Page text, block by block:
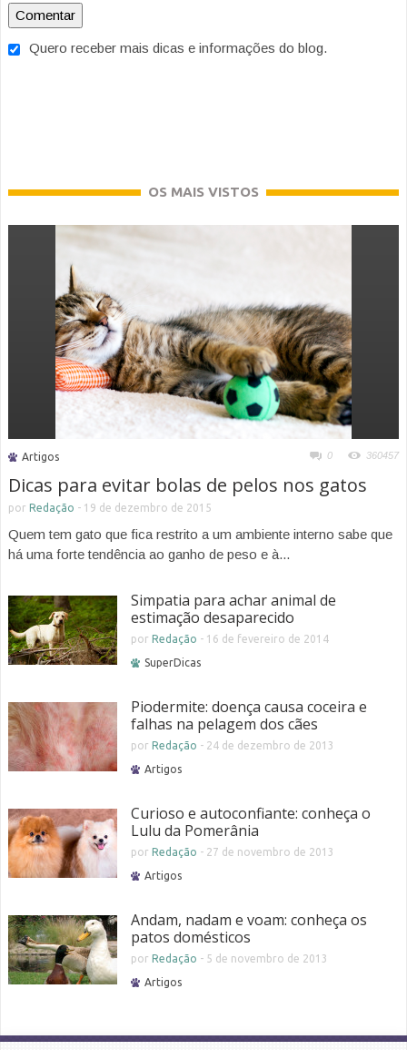
Quero receber mais dicas e informações do blog.
OS MAIS VISTOS
Artigos 0 360457
Dicas para evitar bolas de pelos nos gatos
por Redação - 19 de dezembro de 2015
Quem tem gato que fica restrito a um ambiente interno sabe que
há uma forte tendência ao ganho de peso e à...
Simpatia para achar animal de
estimação desaparecido
por Redação - 16 de fevereiro de 2014
SuperDicas
Piodermite: doença causa coceira e
falhas na pelagem dos cães
por Redação - 24 de dezembro de 2013
Artigos
Curioso e autoconfiante: conheça o
Lulu da Pomerânia
por Redação - 27 de novembro de 2013
Artigos
Andam, nadam e voam: conheça os
patos domésticos
por Redação - 5 de novembro de 2013
Artigos